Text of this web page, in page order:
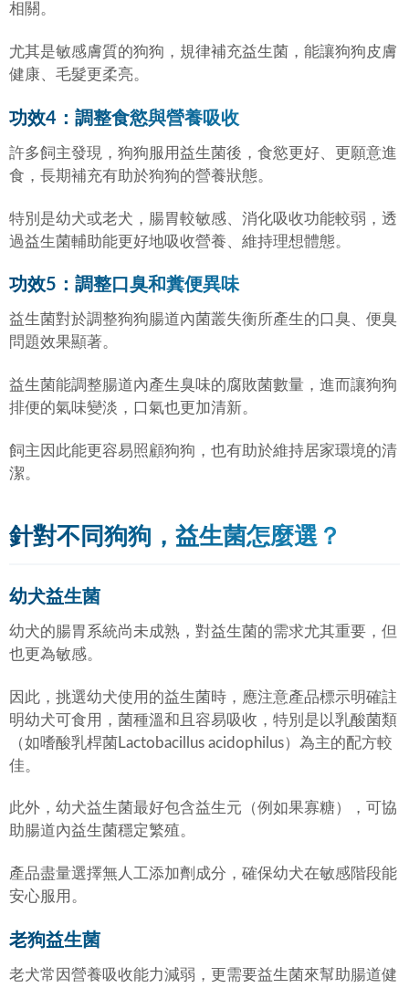
相關。
尤其是敏感膚質的狗狗，規律補充益生菌，能讓狗狗皮膚
健康、毛髮更柔亮。
功效4：調整食慾與營養吸收
許多飼主發現，狗狗服用益生菌後，食慾更好、更願意進
食，長期補充有助於狗狗的營養狀態。
特別是幼犬或老犬，腸胃較敏感、消化吸收功能較弱，透
過益生菌輔助能更好地吸收營養、維持理想體態。
功效5：調整口臭和糞便異味
益生菌對於調整狗狗腸道內菌叢失衡所產生的口臭、便臭
問題效果顯著。
益生菌能調整腸道內產生臭味的腐敗菌數量，進而讓狗狗
排便的氣味變淡，口氣也更加清新。
飼主因此能更容易照顧狗狗，也有助於維持居家環境的清
潔。
針對不同狗狗，益生菌怎麼選？
幼犬益生菌
幼犬的腸胃系統尚未成熟，對益生菌的需求尤其重要，但
也更為敏感。
因此，挑選幼犬使用的益生菌時，應注意產品標示明確註
明幼犬可食用，菌種溫和且容易吸收，特別是以乳酸菌類
（如嗜酸乳桿菌Lactobacillus acidophilus）為主的配方較
佳。
此外，幼犬益生菌最好包含益生元（例如果寡糖），可協
助腸道內益生菌穩定繁殖。
產品盡量選擇無人工添加劑成分，確保幼犬在敏感階段能
安心服用。
老狗益生菌
老犬常因營養吸收能力減弱，更需要益生菌來幫助腸道健